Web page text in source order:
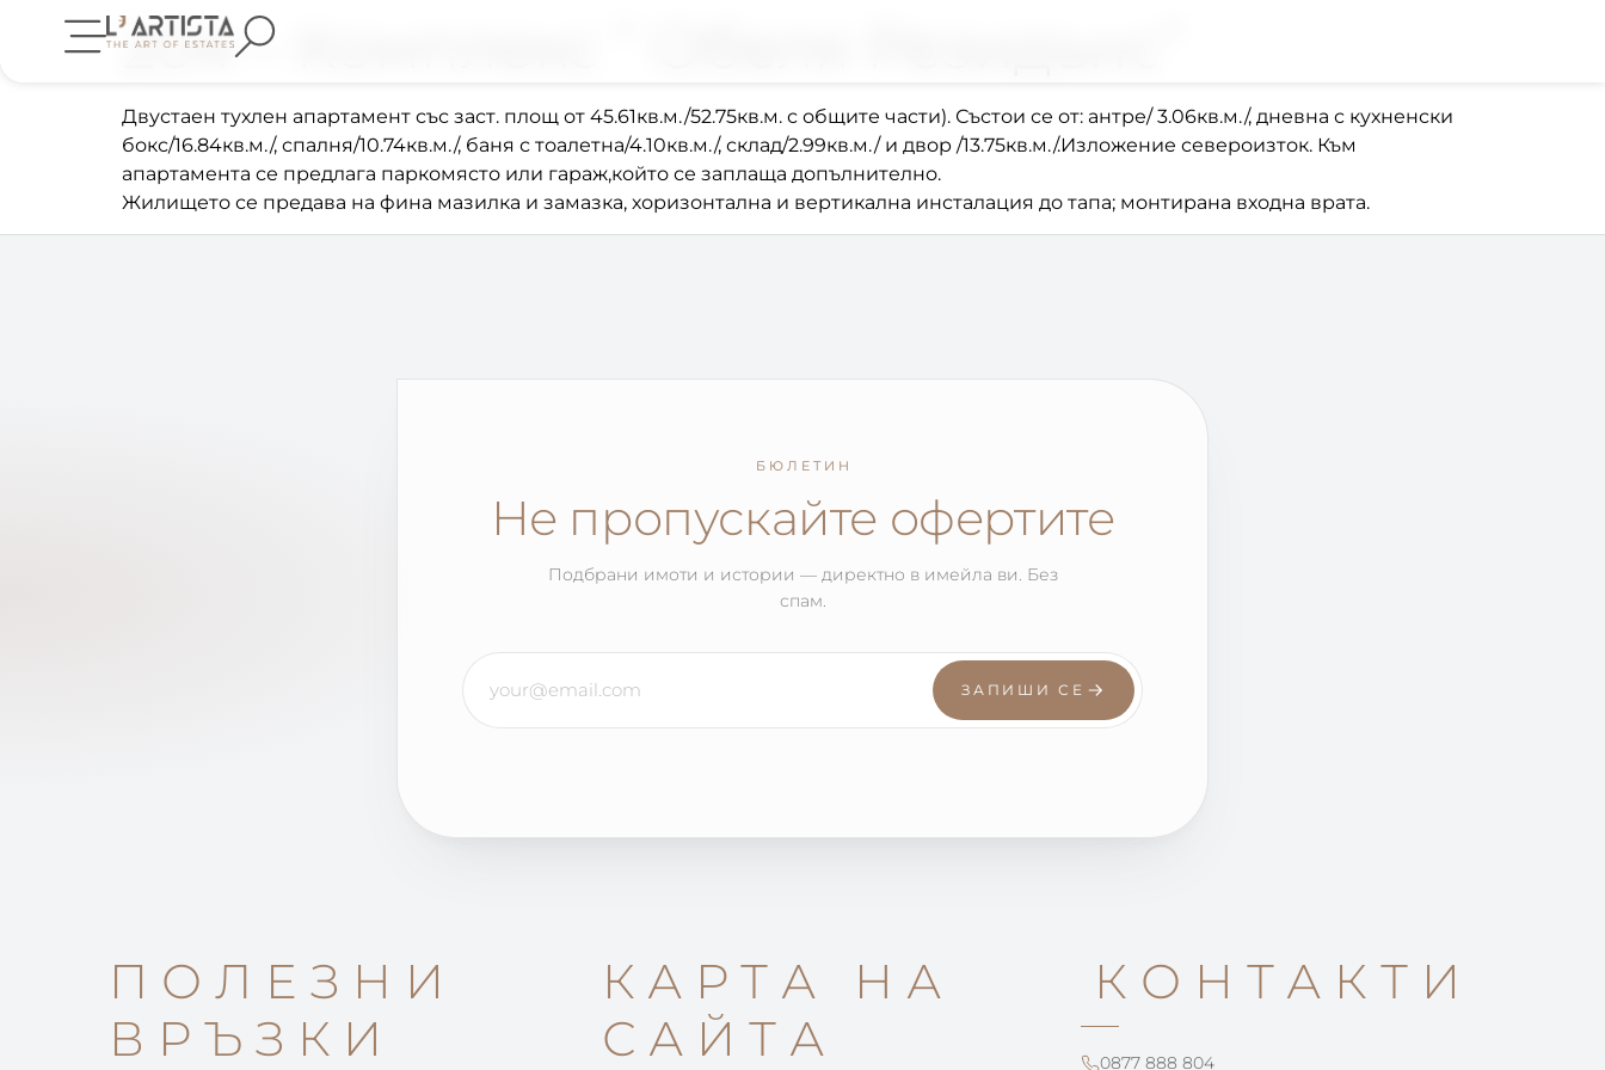
204 – Комплекс ” Обеля Резидънс”
Двустаен тухлен апартамент със заст. площ от 45.61кв.м./52.75кв.м. с общите части). Състои се от: антре/ 3.06кв.м./, дневна с кухненски
бокс/16.84кв.м./, спалня/10.74кв.м./, баня с тоалетна/4.10кв.м./, склад/2.99кв.м./ и двор /13.75кв.м./.Изложение североизток. Към
апартамента се предлага паркомясто или гараж,който се заплаща допълнително.
Жилището се предава на фина мазилка и замазка, хоризонтална и вертикална инсталация до тапа; монтирана входна врата.
БЮЛЕТИН
Не пропускайте офертите
Подбрани имоти и истории — директно в имейла ви. Без
спам.
ЗАПИШИ СЕ
ПОЛЕЗНИ
ВРЪЗКИ
КАРТА НА
САЙТА
КОНТАКТИ
0877 888 804